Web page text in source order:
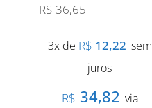
R$ 36,65
3x de R$ 12,22 sem
juros
R$ 34,82 via